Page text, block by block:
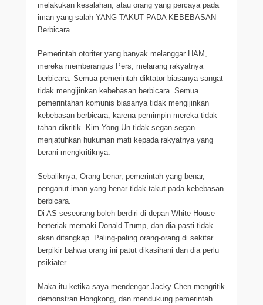
melakukan kesalahan, atau orang yang percaya pada
iman yang salah YANG TAKUT PADA KEBEBASAN
Berbicara.
Pemerintah otoriter yang banyak melanggar HAM,
mereka memberangus Pers, melarang rakyatnya
berbicara. Semua pemerintah diktator biasanya sangat
tidak mengijinkan kebebasan berbicara. Semua
pemerintahan komunis biasanya tidak mengijinkan
kebebasan berbicara, karena pemimpin mereka tidak
tahan dikritik. Kim Yong Un tidak segan-segan
menjatuhkan hukuman mati kepada rakyatnya yang
berani mengkritiknya.
Sebaliknya, Orang benar, pemerintah yang benar,
penganut iman yang benar tidak takut pada kebebasan
berbicara.
Di AS seseorang boleh berdiri di depan White House
berteriak memaki Donald Trump, dan dia pasti tidak
akan ditangkap. Paling-paling orang-orang di sekitar
berpikir bahwa orang ini patut dikasihani dan dia perlu
psikiater.
Maka itu ketika saya mendengar Jacky Chen mengritik
demonstran Hongkong, dan mendukung pemerintah